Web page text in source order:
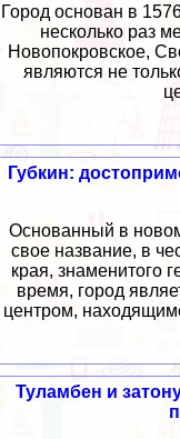
Город основан в
несколько раз
Новопокровское,
являются не
Губкин:
Основанный в новом
свое название, в
края, знаменитого
время, город
центром,
Туламбен и